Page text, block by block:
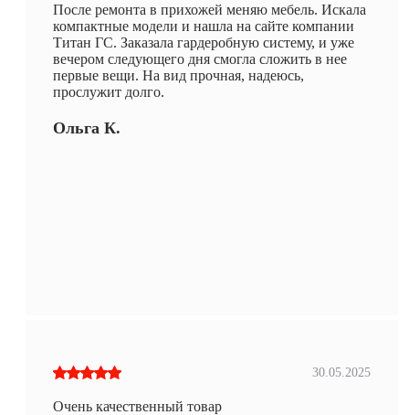
После ремонта в прихожей меняю мебель. Искала
компактные модели и нашла на сайте компании
Титан ГС. Заказала гардеробную систему, и уже
вечером следующего дня смогла сложить в нее
первые вещи. На вид прочная, надеюсь,
прослужит долго.
Ольга К.
30.05.2025
Очень качественный товар